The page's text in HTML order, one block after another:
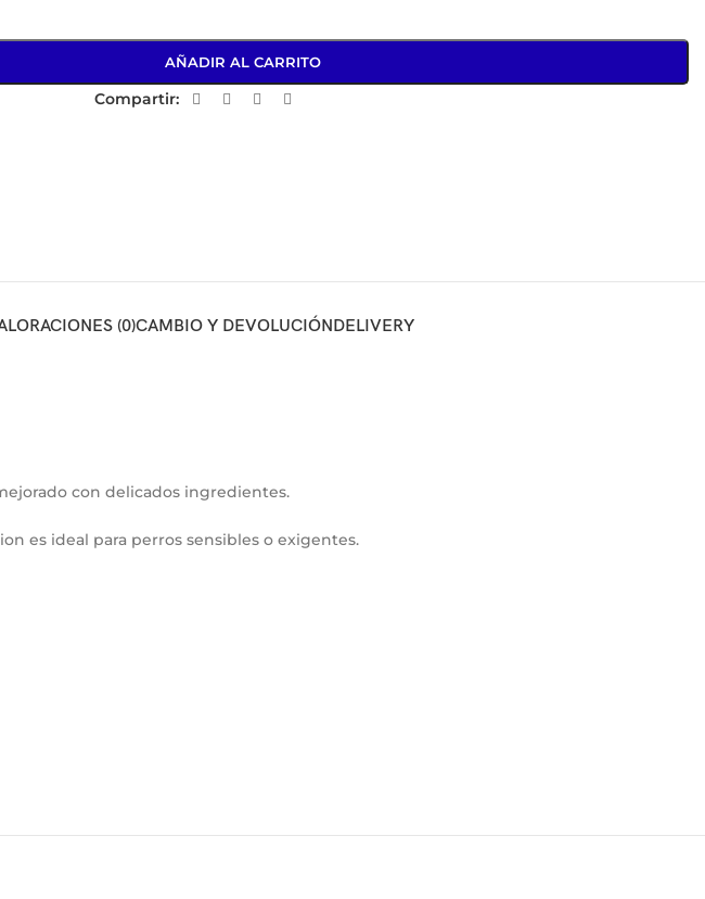
AÑADIR AL CARRITO
Compartir:
(0)CAMBIO Y DEVOLUCIÓNDELIVERY
con delicados ingredientes.
es ideal para perros sensibles o exigentes.